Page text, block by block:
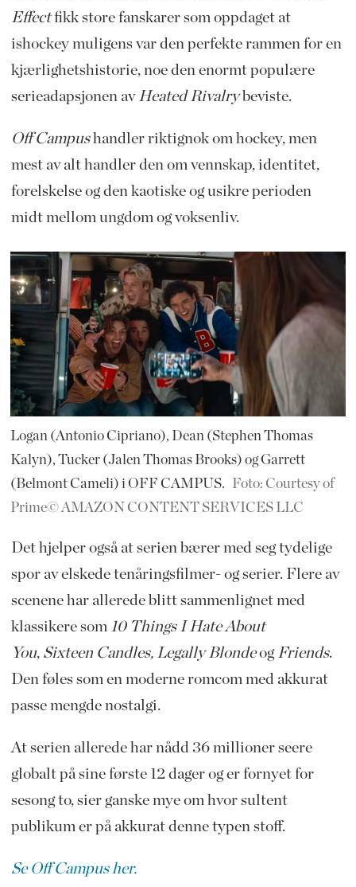
Effectfikk store fanskarer som oppdaget at
ishockey muligens var den perfekte rammen for en
kjærlighetshistorie, noe den enormt populære
serieadapsjonen av Heated Rivalrybeviste.
Off Campushandler riktignok om hockey, men
mest av alt handler den om vennskap, identitet,
forelskelse og den kaotiske og usikre perioden
midt mellom ungdom og voksenliv.
Logan (Antonio Cipriano), Dean (Stephen Thomas
Kalyn), Tucker (Jalen Thomas Brooks) og Garrett
(Belmont Cameli) i OFF CAMPUS.
Foto: Courtesy of
Prime© AMAZON CONTENT SERVICES LLC
Det hjelper også at serien bærer med seg tydelige
spor av elskede tenåringsfilmer- og serier. Flere av
scenene har allerede blitt sammenlignet med
klassikere som 10 Things I Hate About
You, Sixteen Candles, Legally BlondeogFriends.
Den føles som en moderne romcom med akkurat
passe mengde nostalgi.
At serien allerede har nådd 36 millioner seere
globalt på sine første 12 dager og er fornyet for
sesong to, sier ganske mye om hvor sultent
publikum er på akkurat denne typen stoff.
Se Off Campus her.